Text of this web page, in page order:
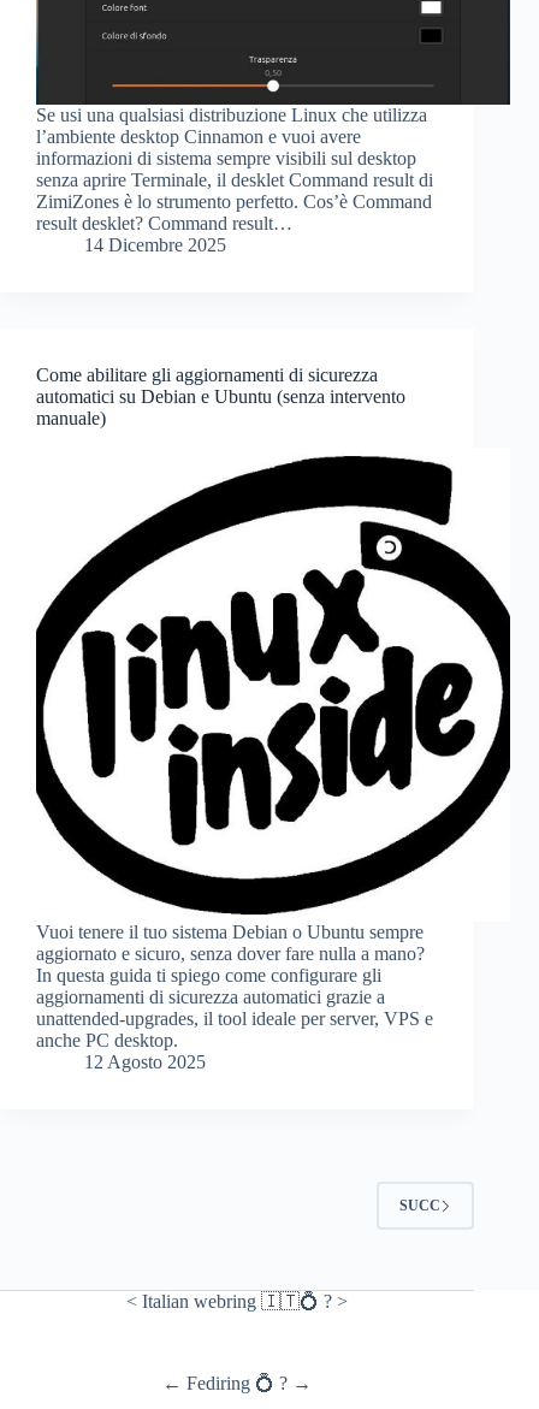
Se usi una qualsiasi distribuzione Linux che utilizza
l’ambiente desktop Cinnamon e vuoi avere
informazioni di sistema sempre visibili sul desktop
senza aprire Terminale, il desklet Command result di
ZimiZones è lo strumento perfetto. Cos’è Command
result desklet? Command result…
14 Dicembre 2025
Come abilitare gli aggiornamenti di sicurezza
automatici su Debian e Ubuntu (senza intervento
manuale)
Vuoi tenere il tuo sistema Debian o Ubuntu sempre
aggiornato e sicuro, senza dover fare nulla a mano?
In questa guida ti spiego come configurare gli
aggiornamenti di sicurezza automatici grazie a
unattended-upgrades, il tool ideale per server, VPS e
anche PC desktop.
12 Agosto 2025
SUCC
< Italian webring 🇮🇹💍 ? >
← Fediring 💍 ? →